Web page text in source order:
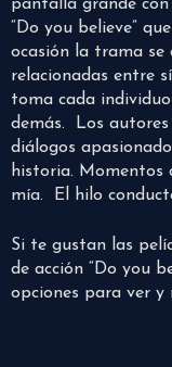
pantalla grande
“Do you believe”
ocasión la trama se
relacionadas entre
toma cada
demás. Los autores
diálogos
historia. Momentos
mía. El hilo
Si te gustan las
de acción “Do you
opciones para ver y